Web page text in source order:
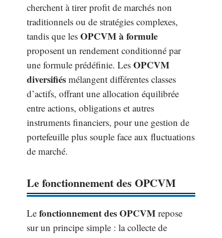
cherchent à tirer profit de marchés non
traditionnels ou de stratégies complexes,
tandis que les OPCVM à formule
proposent un rendement conditionné par
une formule prédéfinie. Les OPCVM
diversifiés mélangent différentes classes
d’actifs, offrant une allocation équilibrée
entre actions, obligations et autres
instruments financiers, pour une gestion de
portefeuille plus souple face aux fluctuations
de marché.
Le fonctionnement des OPCVM
Le fonctionnement des OPCVM repose
sur un principe simple : la collecte de